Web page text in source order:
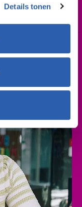
Details tonen